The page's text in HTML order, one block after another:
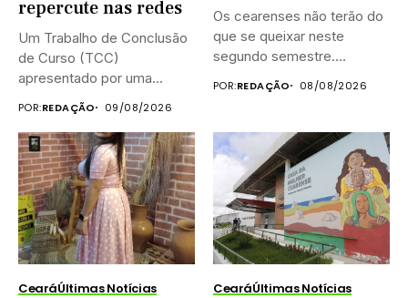
repercute nas redes
Um Trabalho de Conclusão
de Curso (TCC)
apresentado por uma
POR:REDAÇÃO 09/08/2026
Os cearenses não terão do
que se queixar neste
segundo semestre.
POR:REDAÇÃO 08/08/2026
CearáÚltimas Notícias CearáÚltimas Notícias